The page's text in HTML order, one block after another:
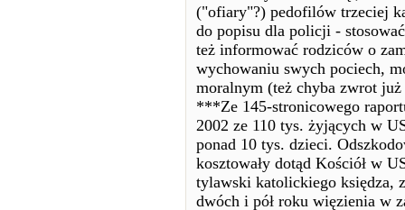
("ofiary"?) pedofilów trzeciej
do popisu dla policji -
też informować rodziców o
wychowaniu swych pociech,
moralnym (też chyba zwrot
***Ze 145-stronicowego
2002 ze 110 tys. żyjących w
ponad 10 tys. dzieci.
kosztowały dotąd Kościół w
tylawski katolickiego księdza,
dwóch i pół roku więzienia w